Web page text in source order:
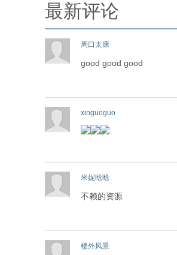
最新评论
周口太康
good good good
xinguoguo
米妮晗晗
不赖的资源
楼外风景